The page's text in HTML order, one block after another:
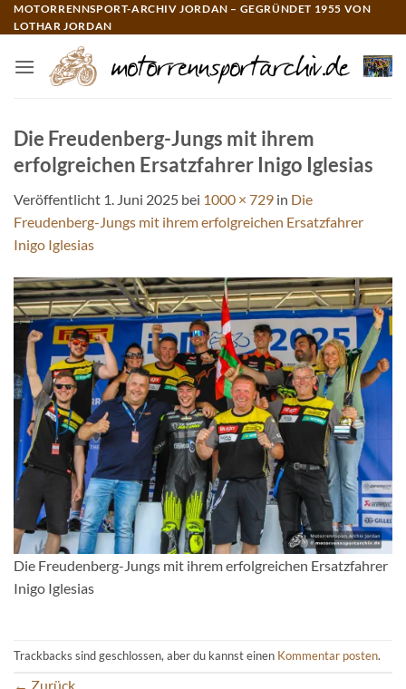
Zum
Inhalt
MOTORRENNSPORT-ARCHIV JORDAN – GEGRÜNDET 1955 VON
LOTHAR JORDAN
Die Freudenberg-Jungs mit ihrem
erfolgreichen Ersatzfahrer Inigo Iglesias
Veröffentlicht 1. Juni 2025 bei 1000 × 729 in Die
Freudenberg-Jungs mit ihrem erfolgreichen Ersatzfahrer
Inigo Iglesias
Die Freudenberg-Jungs mit ihrem erfolgreichen Ersatzfahrer
Inigo Iglesias
Trackbacks sind geschlossen, aber du kannst einen Kommentar posten.
← Zurück